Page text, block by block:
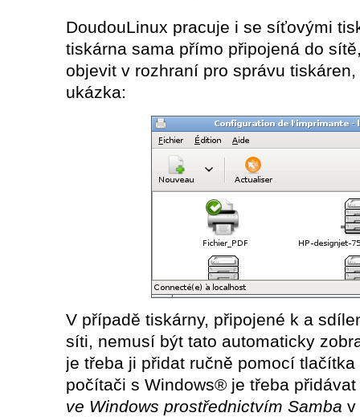
DoudouLinux pracuje i se síťovými
tiskárna sama přímo připojená do
objevit v rozhraní pro správu
ukázka:
V případě tiskárny, připojené k a
síti, nemusí být tato automaticky
je třeba ji přidat ručně pomocí tlačítka
počítači s Windows® je třeba
ve Windows prostřednictvím Samba v